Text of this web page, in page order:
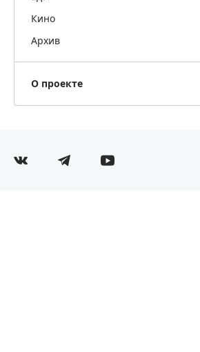
Кино
Архив
О проекте